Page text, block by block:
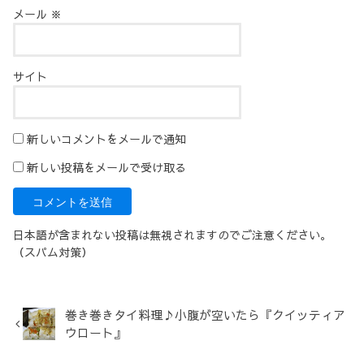
メール ※
サイト
新しいコメントをメールで通知
新しい投稿をメールで受け取る
日本語が含まれない投稿は無視されますのでご注意ください。
（スパム対策）
巻き巻きタイ料理♪小腹が空いたら『クイッティア
ウロート』